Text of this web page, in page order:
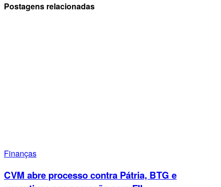
Postagens relacionadas
Finanças
CVM abre processo contra Pátria, BTG e